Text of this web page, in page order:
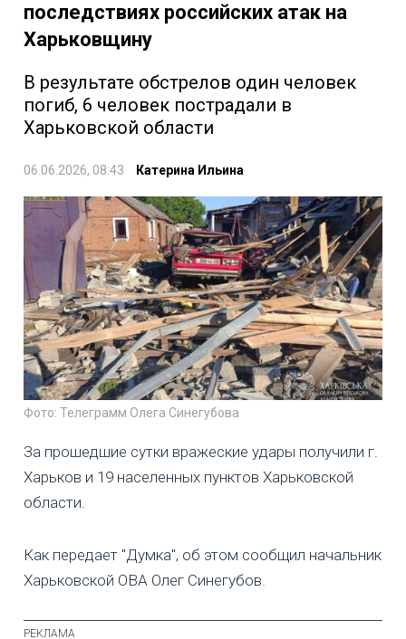
последствиях российских атак на
Харьковщину
В результате обстрелов один человек
погиб, 6 человек пострадали в
Харьковской области
06.06.2026, 08:43 Катерина Ильина
Фото: Телеграмм Олега Синегубова
За прошедшие сутки вражеские удары получили г.
Харьков и 19 населенных пунктов Харьковской
области.
Как передает "Думка", об этом сообщил начальник
Харьковской ОВА Олег Синегубов.